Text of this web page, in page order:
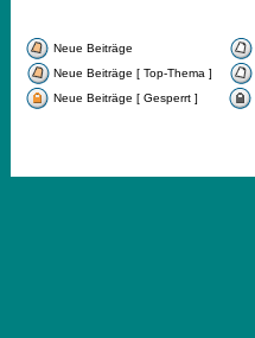
Neue Beiträge
Neue Beiträge [ Top-Thema ]
Neue Beiträge [ Gesperrt ]